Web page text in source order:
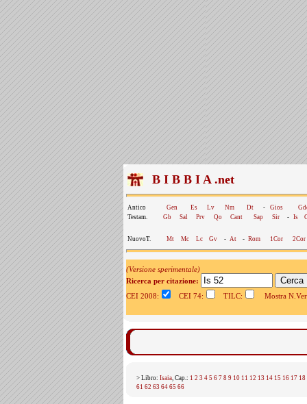
B I B B I A .net
Antico Gen Es Lv Nm Dt - Gios
Testam.
Gb Sal Prv Qo Cant Sap Sir - Is
NuovoT. Mt Mc Lc Gv - At - Rom 1Cor 2Cor
(Versione sperimentale)
Ricerca per citazione:
CEI 2008:
CEI 74: TILC: Mostra
> Libro: Isaia, Cap.: 1 2 3 4 5 6 7 8 9 10 11 12 13 14 15 16 17 18
61 62 63 64 65 66